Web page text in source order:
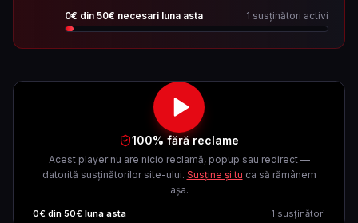
0€ din 50€ necesari luna asta 1 susținători activi
100% fără reclame
Acest player nu are nicio reclamă, popup sau redirect —
datorită susținătorilor site-ului. Susține și tu ca să rămânem
așa.
0€ din 50€ luna asta 1 susținători